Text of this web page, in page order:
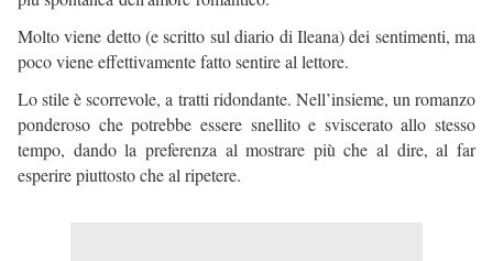
Molto viene detto (e scritto sul diario di Ileana) dei sentimenti, ma
poco viene effettivamente fatto sentire al lettore.
Lo stile è scorrevole, a tratti ridondante. Nell’insieme, un romanzo
ponderoso che potrebbe essere snellito e sviscerato allo stesso
tempo, dando la preferenza al mostrare più che al dire, al far
esperire piuttosto che al ripetere.